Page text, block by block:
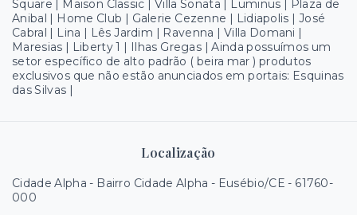
Square | Maison Classic | Villa Sonata | Luminus | Plaza de
Anibal | Home Club | Galerie Cezenne | Lidiapolis | José
Cabral | Lina | Lês Jardim | Ravenna | Villa Domani |
Maresias | Liberty 1 | Ilhas Gregas | Ainda possuímos um
setor específico de alto padrão ( beira mar ) produtos
exclusivos que não estão anunciados em portais: Esquinas
das Silvas |
Localização
Cidade Alpha - Bairro Cidade Alpha - Eusébio/CE - 61760-
000